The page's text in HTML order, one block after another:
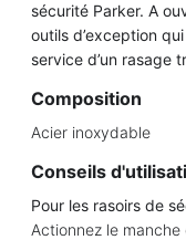
sécurité Parker. A
outils d’exception qui
service d’un rasage
Composition
Acier inoxydable
Conseils
Pour les rasoirs de
Actionnez le